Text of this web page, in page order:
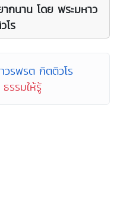
กนาน โดย พระมหาว
โร
วรพรต กิตติวโร
รรมให้รู้